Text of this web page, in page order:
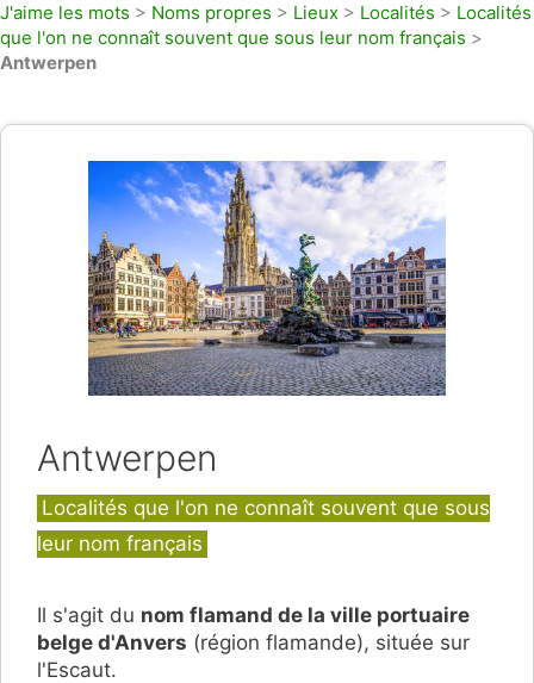
J'aime les mots > Noms propres > Lieux > Localités > Localités
que l'on ne connaît souvent que sous leur nom français >
Antwerpen
Antwerpen
Catégories
Localités que l'on ne connaît souvent que sous
leur nom français
Il s'agit du nom flamand de la ville portuaire
belge d'Anvers (région flamande), située sur
l'Escaut.